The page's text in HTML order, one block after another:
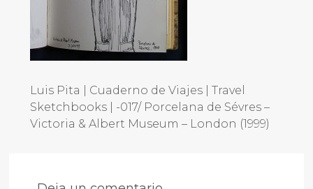
Luis Pita | Cuaderno de Viajes | Travel
Sketchbooks | -017/ Porcelana de Sévres –
Victoria & Albert Museum – London (1999)